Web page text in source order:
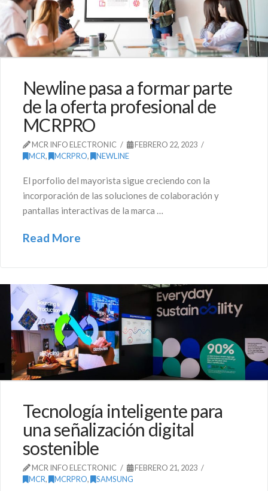
Newline pasa a formar parte
de la oferta profesional de
MCRPRO
MCR INFO ELECTRONIC
FEBRERO 22, 2023
MCR, MCRPRO, NEWLINE
El porfolio del mayorista sigue creciendo con la
incorporación de las soluciones de colaboración y
pantallas interactivas de la marca …
Read More
Tecnología inteligente para
una señalización digital
sostenible
MCR INFO ELECTRONIC
FEBRERO 21, 2023
MCR, MCRPRO, SAMSUNG